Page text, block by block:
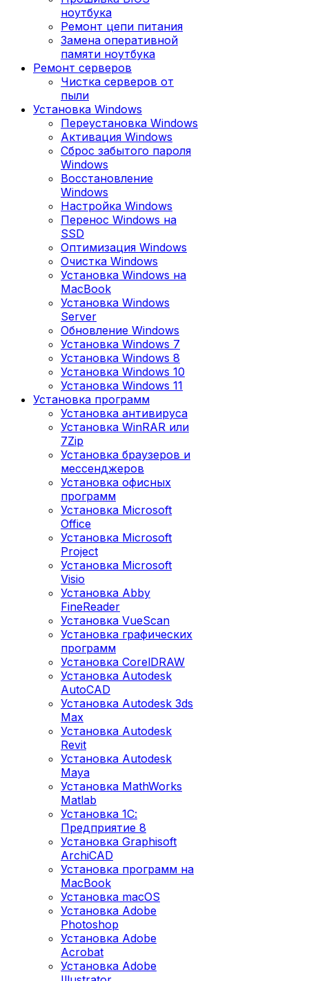
ноутбука
Ремонт цепи питания
Замена оперативной
памяти ноутбука
Ремонт серверов
Чистка серверов от
пыли
Установка Windows
Переустановка Windows
Активация Windows
Сброс забытого пароля
Windows
Восстановление
Windows
Настройка Windows
Перенос Windows на
SSD
Оптимизация Windows
Очистка Windows
Установка Windows на
MacBook
Установка Windows
Server
Обновление Windows
Установка Windows 7
Установка Windows 8
Установка Windows 10
Установка Windows 11
Установка программ
Установка антивируса
Установка WinRAR или
7Zip
Установка браузеров и
мессенджеров
Установка офисных
программ
Установка Microsoft
Office
Установка Microsoft
Project
Установка Microsoft
Visio
Установка Abby
FineReader
Установка VueScan
Установка графических
программ
Установка CorelDRAW
Установка Autodesk
AutoCAD
Установка Autodesk 3ds
Max
Установка Autodesk
Revit
Установка Autodesk
Maya
Установка MathWorks
Matlab
Установка 1С:
Предприятие 8
Установка Graphisoft
ArchiCAD
Установка программ на
MacBook
Установка macOS
Установка Adobe
Photoshop
Установка Adobe
Acrobat
Установка Adobe